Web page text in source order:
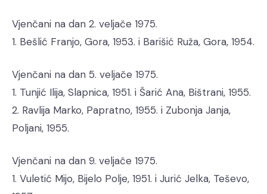
Vjenčani na dan 2. veljače 1975.
1. Bešlić Franjo, Gora, 1953. i Barišić Ruža, Gora, 1954.
Vjenčani na dan 5. veljače 1975.
1. Tunjić Ilija, Slapnica, 1951. i Šarić Ana, Bištrani, 1955.
2. Ravlija Marko, Papratno, 1955. i Zubonja Janja,
Poljani, 1955.
Vjenčani na dan 9. veljače 1975.
1. Vuletić Mijo, Bijelo Polje, 1951. i Jurić Jelka, Teševo,